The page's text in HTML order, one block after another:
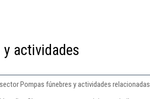
actividades
Pompas fúnebres y actividades relacionadas.